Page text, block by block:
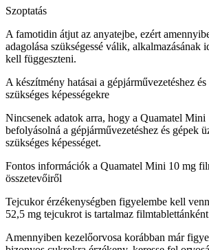
Szoptatás
A famotidin átjut az anyatejbe, ezért
adagolása szükségessé válik, alkalmazásának
kell függeszteni.
A készítmény hatásai a gépjárművezetéshez
szükséges képességekre
Nincsenek adatok arra, hogy a Quamatel
befolyásolná a gépjárművezetéshez és gépek
szükséges képességet.
Fontos információk a Quamatel Mini 10 mg
összetevőiről
Tejcukor érzékenységben figyelembe kell
52,5 mg tejcukrot is tartalmaz
Amennyiben kezelőorvosa korábban már